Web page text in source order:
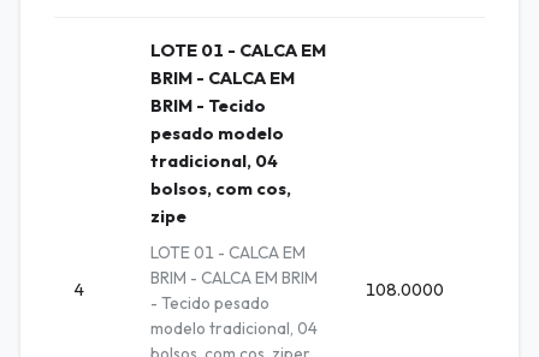
4
LOTE 01 - CALCA EM
BRIM - CALCA EM
BRIM - Tecido
pesado modelo
tradicional, 04
bolsos, com cos,
zipe
LOTE 01 - CALCA EM
BRIM - CALCA EM BRIM
- Tecido pesado
modelo tradicional, 04
108.0000